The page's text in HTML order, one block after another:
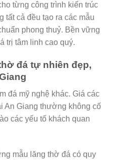
từng công trình kiến trúc
tất cả đều tạo ra các mẫu
phong thuỷ. Bền vững
trị tâm linh cao quý.
đá tự nhiên đẹp,
đá mỹ nghệ khác. Giá các
An Giang thường không cố
các yếu tố khách quan
mẫu lăng thờ đá có quy